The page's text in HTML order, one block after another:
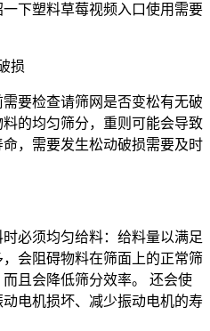
下塑料草莓视频入口使用需要
损
检查请筛网是否变松有无破
的均匀筛分，重则可能会导致
，需要发生松动破损需要及时
须均匀给料：给料量以满足
会阻碍物料在筛面上的正常筛
且会降低筛分效率。 还会使
电机损坏、减少振动电机的寿